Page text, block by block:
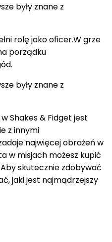
były znane z
rolę jako oficer.W grze
porządku
były znane z
Shakes & Fidget jest
z innymi
najwięcej obrażeń w
w misjach możesz kupić
skutecznie zdobywać
jaki jest najmądrzejszy